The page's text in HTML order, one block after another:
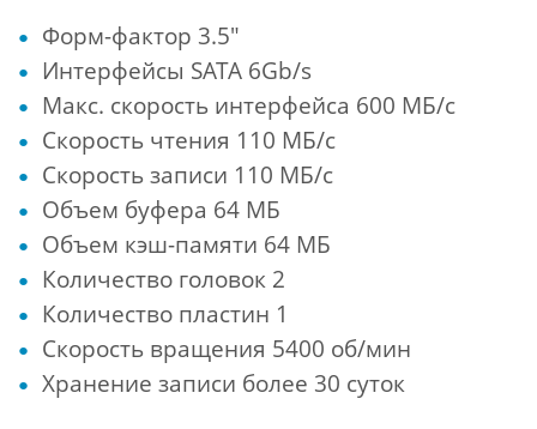
Форм-фактор 3.5"
Интерфейсы SATA 6Gb/s
Макс. скорость интерфейса 600 МБ/с
Скорость чтения 110 МБ/с
Скорость записи 110 МБ/с
Объем буфера 64 МБ
Объем кэш-памяти 64 МБ
Количество головок 2
Количество пластин 1
Скорость вращения 5400 об/мин
Хранение записи более 30 суток